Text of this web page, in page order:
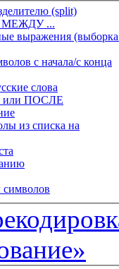
(split)
МЕЖДУ ...
выражения
с начала/с конца
слова
или ПОСЛЕ
из списка на
символов